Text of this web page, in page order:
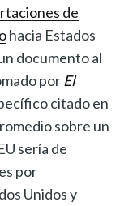
de
hacia Estados
documento al
por El
citado en
sobre un
sería de
por
Unidos y